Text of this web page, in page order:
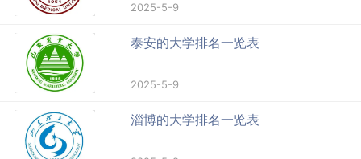
2025-5-9
泰安的大学排名一览表
2025-5-9
淄博的大学排名一览表